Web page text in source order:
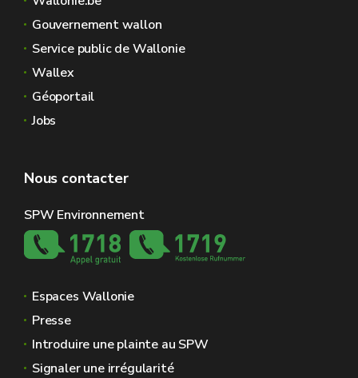
Gouvernement wallon
Service public de Wallonie
Wallex
Géoportail
Jobs
Nous contacter
SPW Environnement
Espaces Wallonie
Presse
Introduire une plainte au SPW
Signaler une irrégularité